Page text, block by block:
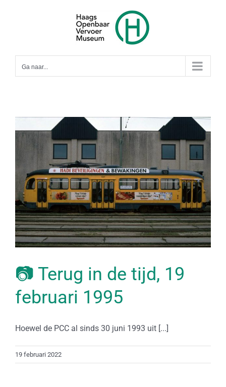
Ga naar...
📷 Terug in de tijd, 19
februari 1995
Hoewel de PCC al sinds 30 juni 1993 uit [...]
19 februari 2022